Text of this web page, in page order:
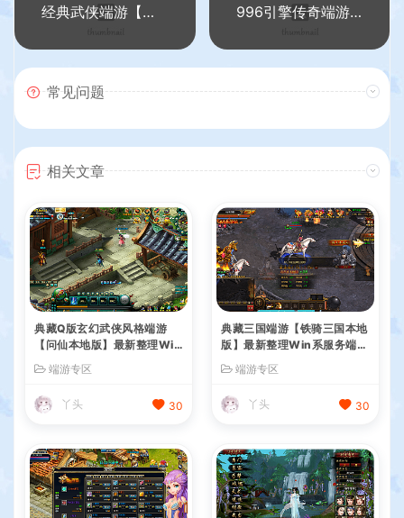
经典武侠端游【天龙八部之S7龙魂转生】最新整理单机一键即玩镜像端+Linux手工服务端+PC客户端+GM工具+详细搭建教程
996引擎传奇端游【神羽八大陆】最新整理WIN系一键即玩单机端+PC客户端+详细搭建教程
常见问题
相关文章
典藏Q版玄幻武侠风格端游
【问仙本地版】最新整理Win
系服务端+PC客户端+GM指
令+详细搭建教程
端游专区
丫头 30
典藏三国端游【铁骑三国本地
版】最新整理Win系服务端+
PC客户端+详细搭建教程+G
M命令教程
端游专区
丫头 30